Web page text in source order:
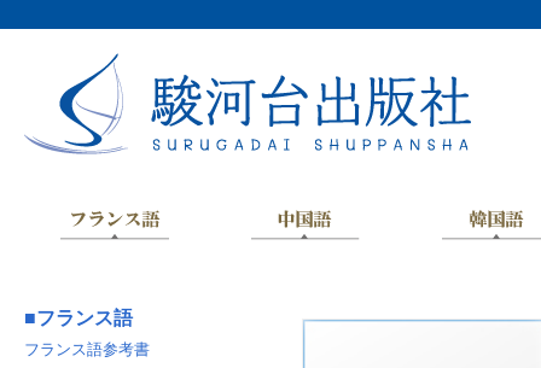
■フランス語
フランス語参考書